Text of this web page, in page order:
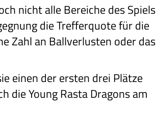
nicht alle Bereiche des Spiels
die Trefferquote für die
Zahl an Ballverlusten oder das
einen der ersten drei Plätze
die Young Rasta Dragons am